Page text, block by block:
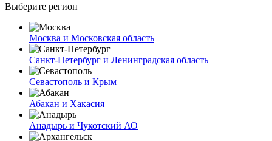
Выберите регион
Москва и Московская область
Санкт-Петербург и Ленинградская область
Севастополь и Крым
Абакан и Хакасия
Анадырь и Чукотский АО